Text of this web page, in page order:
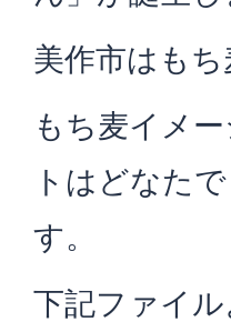
美作市はも
もち麦イメ
トはどなた
す。
下記ファイ